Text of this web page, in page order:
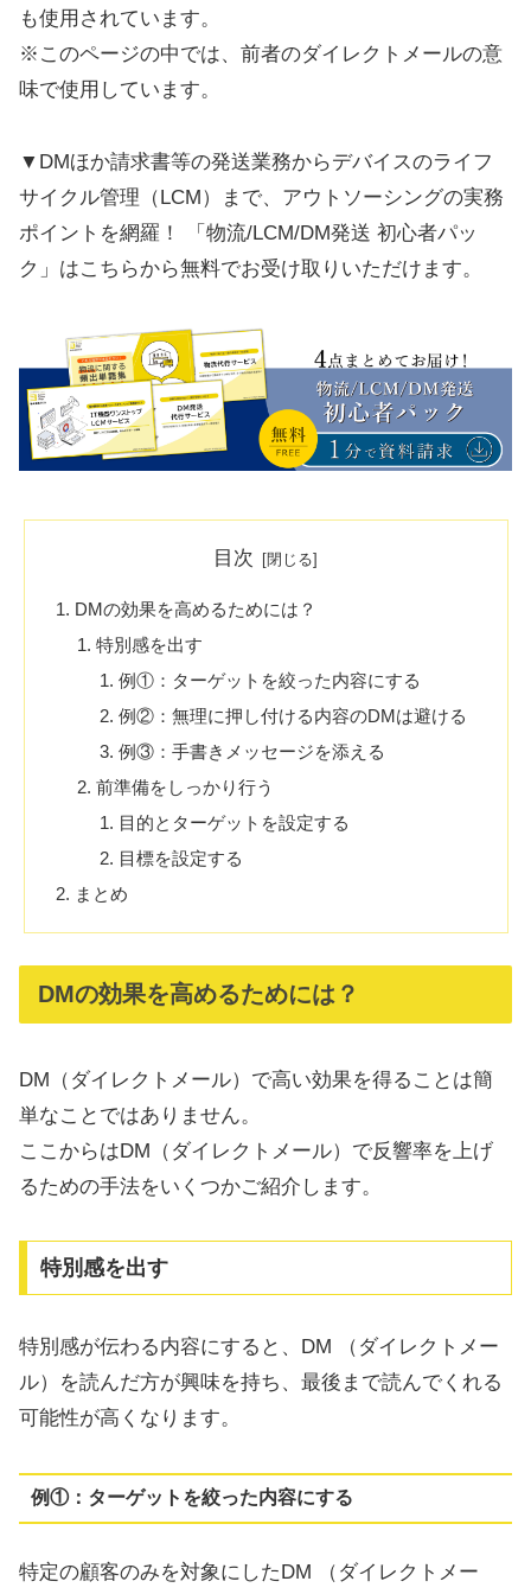
も使用されています。
※このページの中では、前者のダイレクトメールの意
味で使用しています。
▼DMほか請求書等の発送業務からデバイスのライフ
サイクル管理（LCM）まで、アウトソーシングの実務
ポイントを網羅！ 「物流/LCM/DM発送 初心者パッ
ク」はこちらから無料でお受け取りいただけます。
目次
DMの効果を高めるためには？
特別感を出す
例①：ターゲットを絞った内容にする
例②：無理に押し付ける内容のDMは避ける
例③：手書きメッセージを添える
前準備をしっかり行う
目的とターゲットを設定する
目標を設定する
まとめ
DMの効果を高めるためには？
DM（ダイレクトメール）で高い効果を得ることは簡
単なことではありません。
ここからはDM（ダイレクトメール）で反響率を上げ
るための手法をいくつかご紹介します。
特別感を出す
特別感が伝わる内容にすると、DM （ダイレクトメー
ル）を読んだ方が興味を持ち、最後まで読んでくれる
可能性が高くなります。
例①：ターゲットを絞った内容にする
特定の顧客のみを対象にしたDM （ダイレクトメー